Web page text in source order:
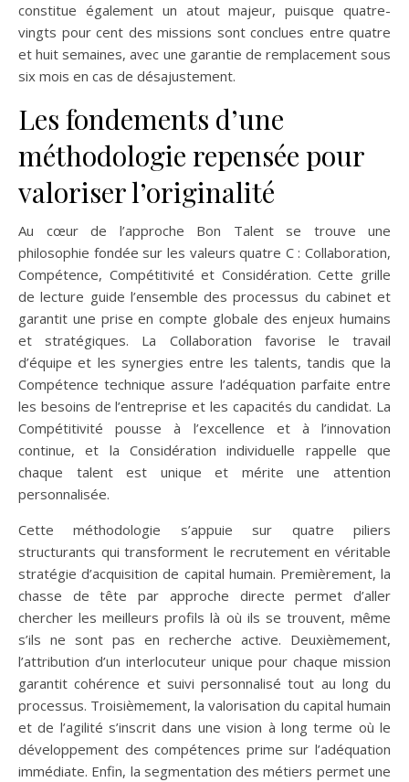
constitue également un atout majeur, puisque quatre-
vingts pour cent des missions sont conclues entre quatre
et huit semaines, avec une garantie de remplacement sous
six mois en cas de désajustement.
Les fondements d’une
méthodologie repensée pour
valoriser l’originalité
Au cœur de l’approche Bon Talent se trouve une
philosophie fondée sur les valeurs quatre C : Collaboration,
Compétence, Compétitivité et Considération. Cette grille
de lecture guide l’ensemble des processus du cabinet et
garantit une prise en compte globale des enjeux humains
et stratégiques. La Collaboration favorise le travail
d’équipe et les synergies entre les talents, tandis que la
Compétence technique assure l’adéquation parfaite entre
les besoins de l’entreprise et les capacités du candidat. La
Compétitivité pousse à l’excellence et à l’innovation
continue, et la Considération individuelle rappelle que
chaque talent est unique et mérite une attention
personnalisée.
Cette méthodologie s’appuie sur quatre piliers
structurants qui transforment le recrutement en véritable
stratégie d’acquisition de capital humain. Premièrement, la
chasse de tête par approche directe permet d’aller
chercher les meilleurs profils là où ils se trouvent, même
s’ils ne sont pas en recherche active. Deuxièmement,
l’attribution d’un interlocuteur unique pour chaque mission
garantit cohérence et suivi personnalisé tout au long du
processus. Troisièmement, la valorisation du capital humain
et de l’agilité s’inscrit dans une vision à long terme où le
développement des compétences prime sur l’adéquation
immédiate. Enfin, la segmentation des métiers permet une